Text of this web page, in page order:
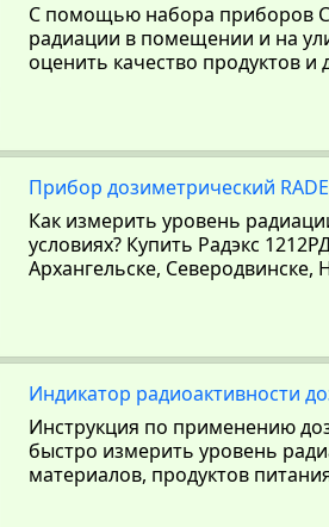
С помощью набора приборов
радиации в помещении и на
оценить качество продуктов
Прибор дозиметрический
Как измерить уровень
условиях? Купить Радэкс
Архангельске, Северодвинске,
Индикатор радиоактивности
Инструкция по применению
быстро измерить уровень
материалов, продуктов